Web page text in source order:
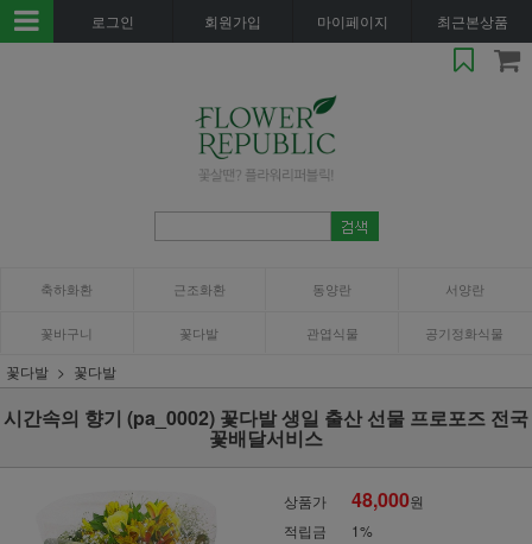
로그인 회원가입 마이페이지 최근본상품
축하화환 근조화환 동양란 서양란
꽃바구니 꽃다발 관엽식물 공기정화식물
꽃다발 꽃다발
시간속의 향기 (pa_0002) 꽃다발 생일 출산 선물 프로포즈 전국
꽃배달서비스
상품가 48,000원
적립금
1%